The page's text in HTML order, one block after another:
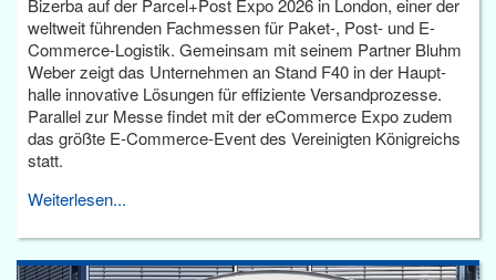
weltweit führenden Fachmessen für Paket-, Post- und E-
Commerce-Logistik. Gemeinsam mit seinem Partner Bluhm
Weber zeigt das Unternehmen an Stand F40 in der Haupt­
halle innovative Lösungen für effiziente Versandprozesse.
Parallel zur Messe findet mit der eCommerce Expo zudem
das größte E-Commerce-Event des Vereinigten Königreichs
statt.
Weiterlesen...